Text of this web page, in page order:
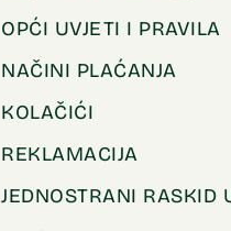
OPĆI UVJETI I PRAVILA
NAČINI PLAĆANJA
KOLAČIĆI
REKLAMACIJA
JEDNOSTRANI RASKID